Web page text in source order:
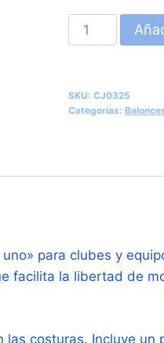
Conjunto
Deportivo
y
Titan
SKU: CJ0325
Categorías:
para clubes y
facilita la libertad de
costuras. Incluye un